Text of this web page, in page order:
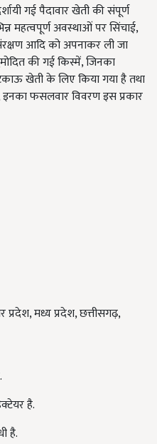
गई पैदावार खेती की संपूर्ण
महत्वपूर्ण अवस्थाओं पर सिंचाई,
संरक्षण आदि को अपनाकर ली जा
की गई किस्में, जिनका
खेती के लिए किया गया है तथा
फसलवार विवरण इस प्रकार
प्रदेश, मध्य प्रदेश, छत्तीसगढ़,
है.
है.